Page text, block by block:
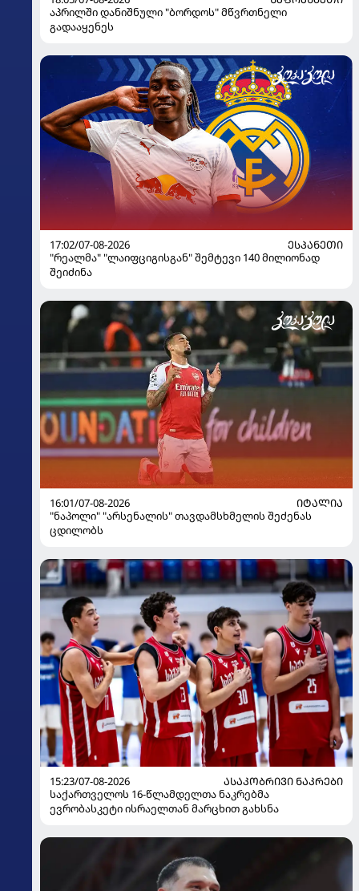
აპრილში დანიშნული "ბორდოს" მწვრთნელი
გადააყენეს
17:02/07-08-2026
ᲔᲡᲞᲐᲜᲔᲗᲘ
"რეალმა" "ლაიფციგისგან" შემტევი 140 მილიონად
შეიძინა
16:01/07-08-2026
ᲘᲢᲐᲚᲘᲐ
"ნაპოლი" "არსენალის" თავდამსხმელის შეძენას
ცდილობს
15:23/07-08-2026
ᲐᲡᲐᲙᲝᲑᲠᲘᲕᲘ ᲜᲐᲙᲠᲔᲑᲘ
საქართველოს 16-წლამდელთა ნაკრებმა
ევრობასკეტი ისრაელთან მარცხით გახსნა